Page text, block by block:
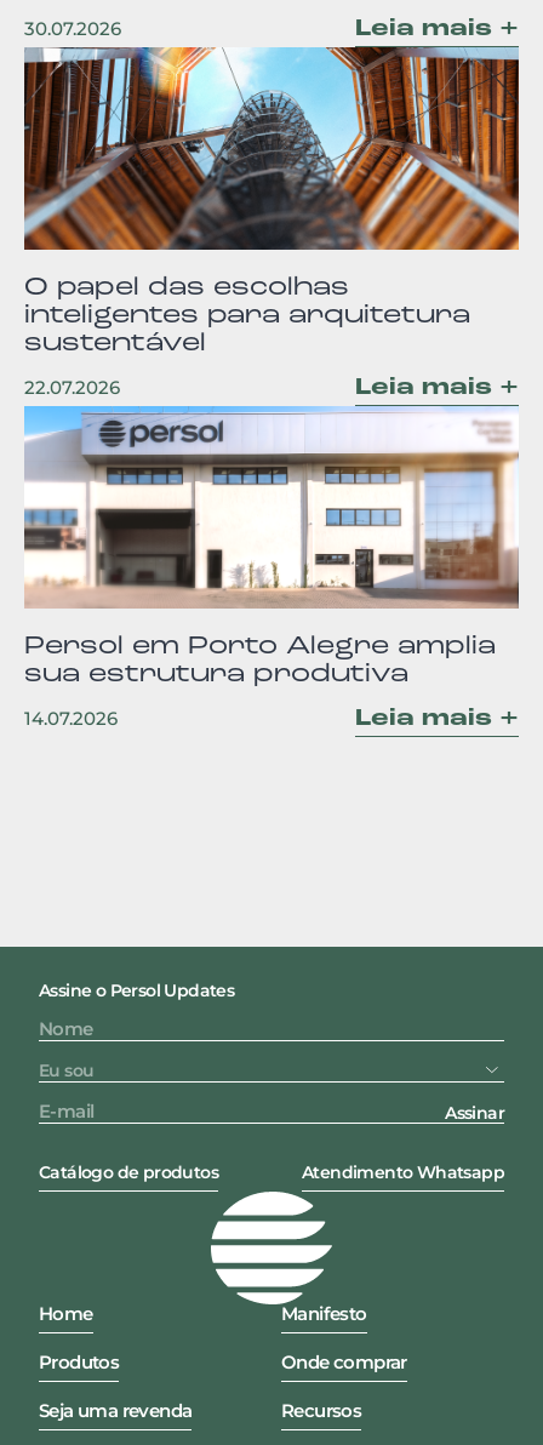
30.07.2026 Leia mais +
O papel das escolhas
inteligentes para arquitetura
sustentável
22.07.2026 Leia mais +
Persol em Porto Alegre amplia
sua estrutura produtiva
14.07.2026 Leia mais +
Assine o Persol Updates
Assinar
Catálogo de produtos Atendimento Whatsapp
Home Manifesto
Produtos Onde comprar
Seja uma revenda Recursos